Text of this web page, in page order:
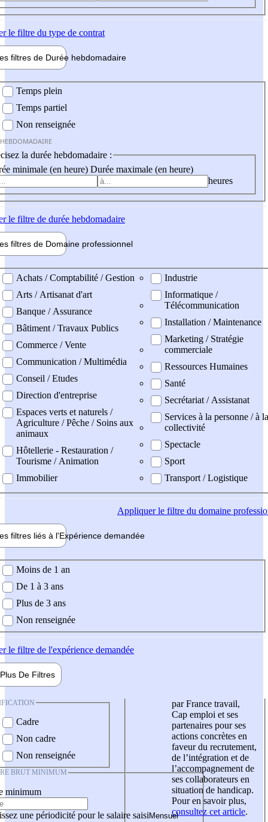
le filtre du type de contrat
filtres de Durée hebdomadaire
Temps plein
Temps partiel
Non renseignée
la durée hebdomadaire :
minimale (en heure) Durée maximale (en heure)
heures
le filtre de durée hebdomadaire
filtres de Domaine professionnel
professionel
Achats / Comptabilité / Gestion
Arts / Artisanat d'art
Banque / Assurance
Bâtiment / Travaux Publics
Commerce / Vente
Communication / Multimédia
Conseil / Etudes
Direction d'entreprise
Espaces verts et naturels /
Agriculture / Pêche / Soins aux
animaux
Hôtellerie - Restauration /
Tourisme / Animation
Immobilier
Industrie
Informatique /
Télécommunication
Installation / Maintenance
Marketing / Stratégie
commerciale
Ressources Humaines
Santé
Secrétariat / Assistanat
Services à la personne / à la
collectivité
Spectacle
Sport
Transport / Logistique
Appliquerle filtre du domaine
filtres liés à l'Expérience demandée
demandée
Moins de 1 an
De 1 à 3 ans
Plus de 3 ans
Non renseignée
le filtre de l'expérience demandée
Plus De Filtres
Cadre
Non cadre
Non renseignée
BRUT MINIMUM
minimum
une périodicité pour le salaire saisi
par France travail,
Cap emploi et ses
partenaires pour ses
actions concrètes en
faveur du recrutement,
de l’intégration et de
l’accompagnement de
ses collaborateurs en
situation de handicap.
Pour en savoir plus,
consultez cet article.